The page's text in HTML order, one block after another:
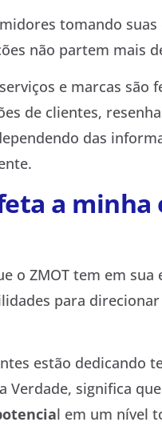
tomando
não partem mais
e marcas são
de clientes,
das
a
o ZMOT tem em
para
estão dedicando
Verdade, significa
l em um nível